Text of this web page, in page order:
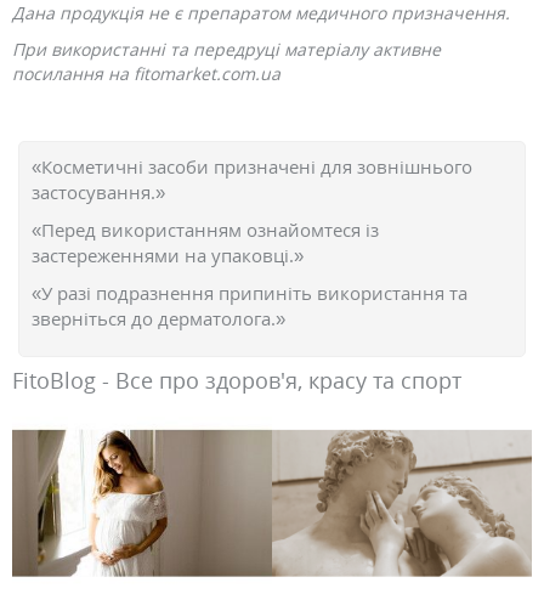
Дана продукція не є препаратом медичного призначення.
При використанні та передруці матеріалу активне
посилання на fitomarket.com.ua
«Косметичні засоби призначені для зовнішнього
застосування.»
«Перед використанням ознайомтеся із
застереженнями на упаковці.»
«У разі подразнення припиніть використання та
зверніться до дерматолога.»
FitoBlog - Все про здоров'я, красу та спорт